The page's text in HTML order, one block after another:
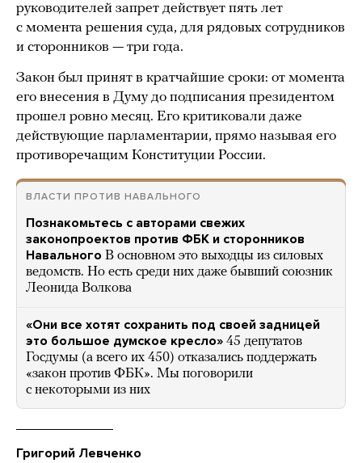
руководителей запрет действует пять лет
с момента решения суда, для рядовых сотрудников
и сторонников — три года.
Закон был принят в кратчайшие сроки: от момента
его внесения в Думу до подписания президентом
прошел ровно месяц. Его критиковали даже
действующие парламентарии, прямо называя его
противоречащим Конституции России.
ВЛАСТИ ПРОТИВ НАВАЛЬНОГО
Познакомьтесь с авторами свежих
законопроектов против ФБК и сторонников
Навального В основном это выходцы из силовых
ведомств. Но есть среди них даже бывший союзник
Леонида Волкова
«Они все хотят сохранить под своей задницей
это большое думское кресло» 45 депутатов
Госдумы (а всего их 450) отказались поддержать
«закон против ФБК». Мы поговорили
с некоторыми из них
Григорий Левченко